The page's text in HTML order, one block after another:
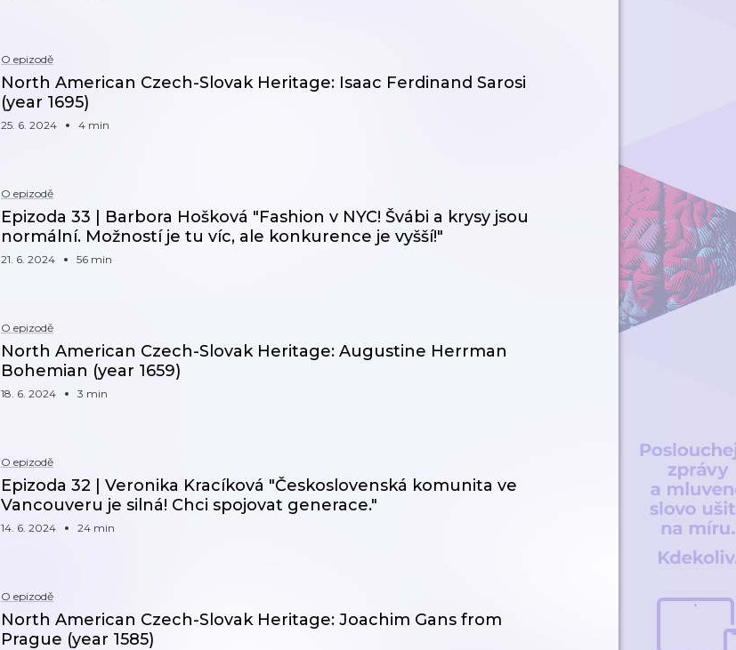
O epizodě
North American Czech-Slovak Heritage: Isaac Ferdinand Sarosi
(year 1695)
25. 6. 2024 4 min
O epizodě
Epizoda 33 | Barbora Hošková "Fashion v NYC! Švábi a krysy jsou
normální. Možností je tu víc, ale konkurence je vyšší!"
21. 6. 2024 56 min
O epizodě
North American Czech-Slovak Heritage: Augustine Herrman
Bohemian (year 1659)
18. 6. 2024 3 min
O epizodě
Epizoda 32 | Veronika Kracíková "Československá komunita ve
Vancouveru je silná! Chci spojovat generace."
14. 6. 2024 24 min
O epizodě
North American Czech-Slovak Heritage: Joachim Gans from
Prague (year 1585)